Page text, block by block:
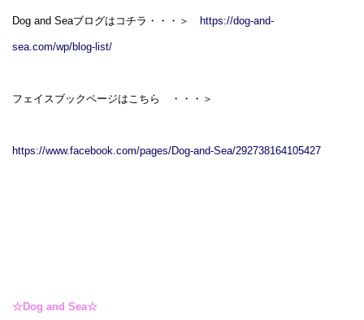
Dog and Seaブログはコチラ・・・＞ https://dog-and-
sea.com/wp/blog-list/
フェイスブックページはこちら ・・・＞
https://www.facebook.com/pages/Dog-and-Sea/292738164105427
☆Dog and Sea☆